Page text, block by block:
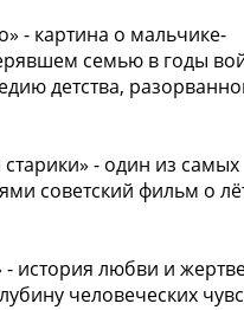
- картина о мальчике-
семью в годы
детства,
- один из самых
советский фильм о
- история любви и
человеческих